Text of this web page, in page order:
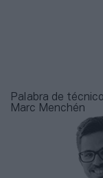
Palabra de técnico
Marc Menchén